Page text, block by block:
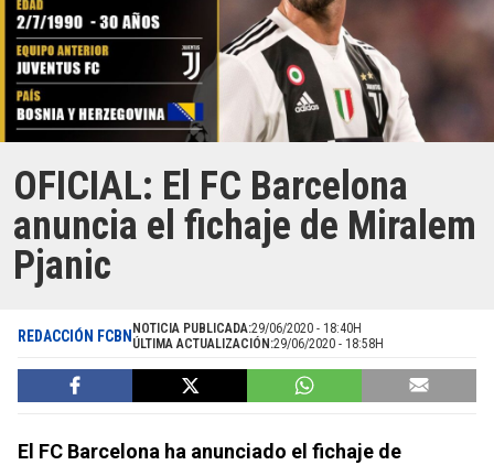
OFICIAL: El FC Barcelona
anuncia el fichaje de Miralem
Pjanic
REDACCIÓN FCBN NOTICIA PUBLICADA:29/06/2020 - 18:40H
ÚLTIMA ACTUALIZACIÓN:29/06/2020 - 18:58H
El FC Barcelona ha anunciado el fichaje de